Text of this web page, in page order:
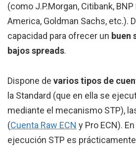
(como J.P.Morgan, Citibank,
America, Goldman Sachs, etc.).
capacidad para ofrecer un buen
bajos spreads.
Dispone de varios tipos de
la Standard (que en ella se
mediante el mecanismo STP),
(Cuenta Raw ECN y Pro ECN).
ejecución STP es prácticamente